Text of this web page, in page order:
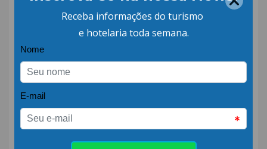
suporte ao hoteleiro no momento da
cotação de algum tipo de seguro,
esclarecimento das coberturas e na
abertura ou comunicação de um sinistro,
explicando todo processo, inclusive atuando
A empresa busca oferecer maior segurança
nas operações dos clientes, neste caso em